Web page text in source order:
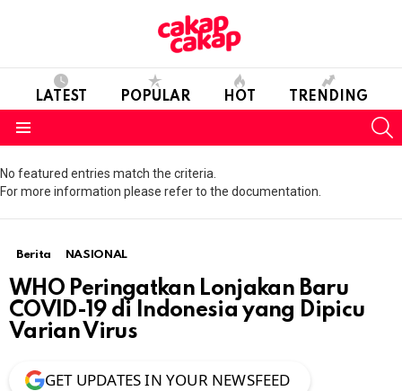
LATEST POPULAR HOT TRENDING
No featured entries match the criteria.
For more information please refer to the documentation.
Berita NASIONAL
WHO Peringatkan Lonjakan Baru
COVID-19 di Indonesia yang Dipicu
Varian Virus
GET UPDATES IN YOUR NEWSFEED